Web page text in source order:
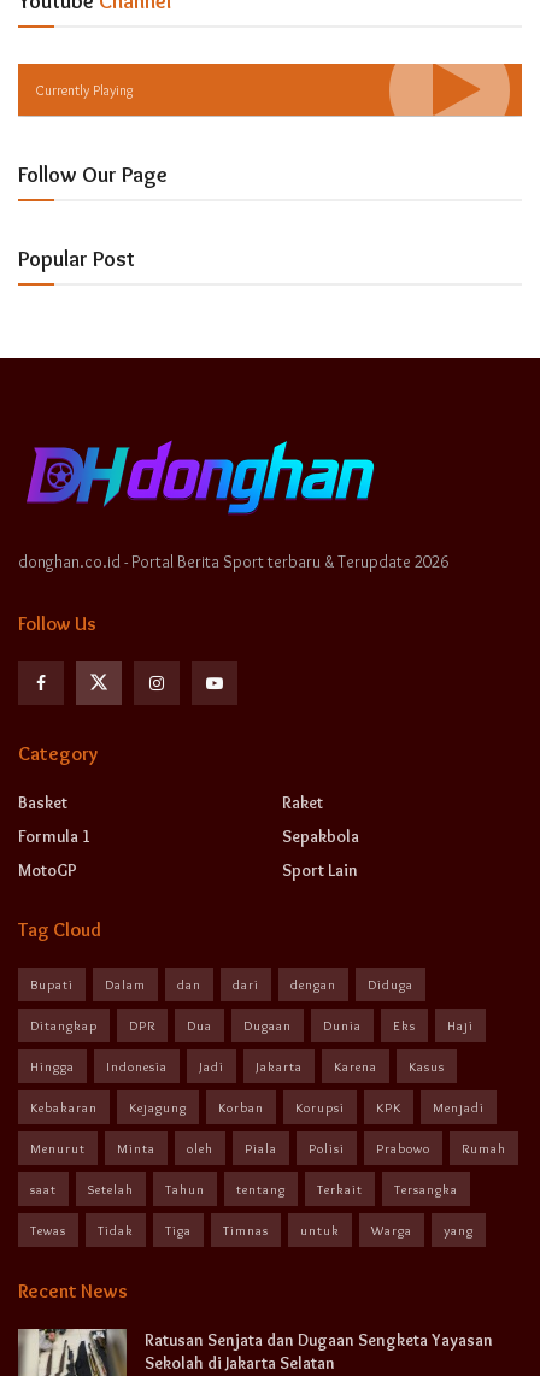
Currently Playing
Follow Our Page
Popular Post
donghan.co.id - Portal Berita Sport terbaru & Terupdate 2026
Follow Us
Category
Basket
Formula 1
MotoGP
Raket
Sepakbola
Sport Lain
Tag Cloud
Bupati Dalam dan dari dengan Diduga
Ditangkap DPR Dua Dugaan Dunia Eks Haji
Hingga Indonesia Jadi Jakarta Karena Kasus
Kebakaran Kejagung Korban Korupsi KPK Menjadi
Menurut Minta oleh Piala Polisi Prabowo Rumah
saat Setelah Tahun tentang Terkait Tersangka
Tewas Tidak Tiga Timnas untuk Warga yang
Recent News
Ratusan Senjata dan Dugaan Sengketa Yayasan
Sekolah di Jakarta Selatan